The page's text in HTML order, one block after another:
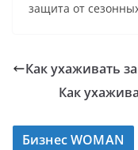
защита от
Как ухаживать
Как
Бизнес WOMAN